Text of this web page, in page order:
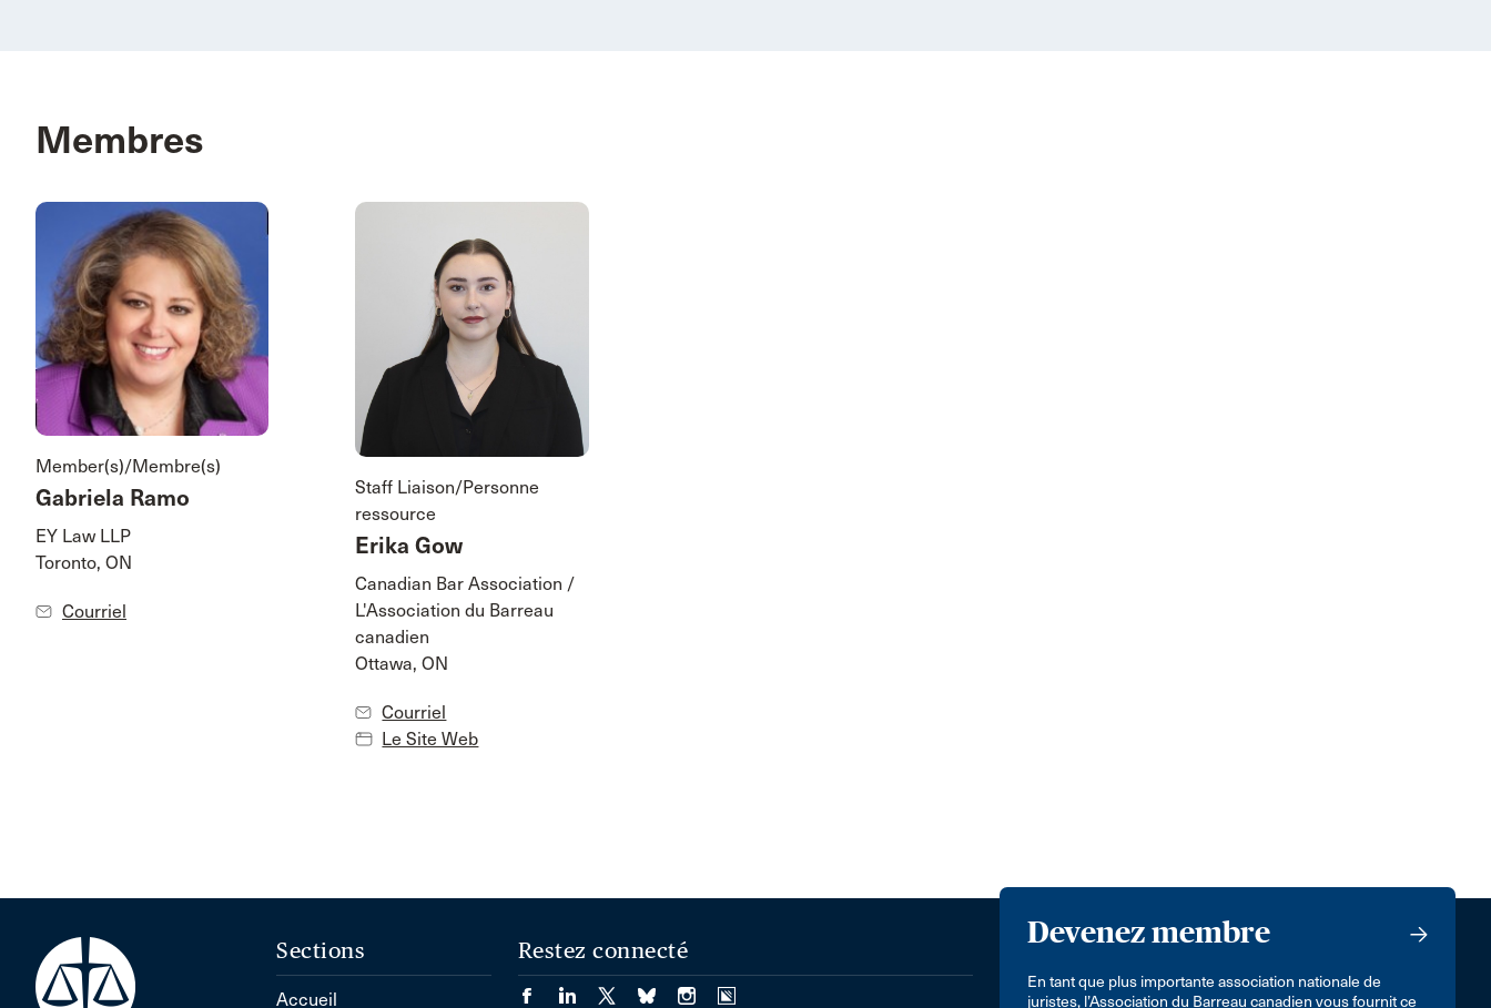
Membres
Member(s)/Membre(s)
Gabriela Ramo
EY Law LLP
Toronto, ON
Courriel
Staff Liaison/Personne
ressource
Erika Gow
Canadian Bar Association /
L'Association du Barreau
canadien
Ottawa, ON
Courriel
Le Site Web
Devenez membre
En tant que plus importante association nationale de
juristes, l’Association du Barreau canadien vous fournit ce
Sections
Accueil
Restez connecté